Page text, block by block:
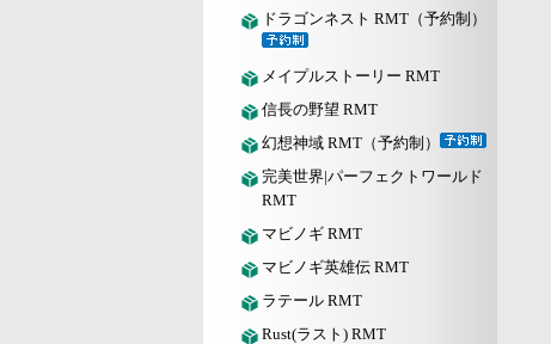
ドラゴンネスト RMT（予約制）
メイプルストーリー RMT
信長の野望 RMT
幻想神域 RMT（予約制）
完美世界|パーフェクトワールド
RMT
マビノギ RMT
マビノギ英雄伝 RMT
ラテール RMT
Rust(ラスト) RMT